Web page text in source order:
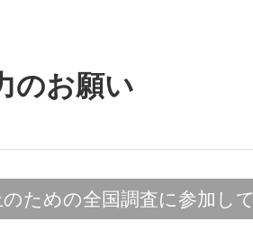
のお願い
ための全国調査に参加し